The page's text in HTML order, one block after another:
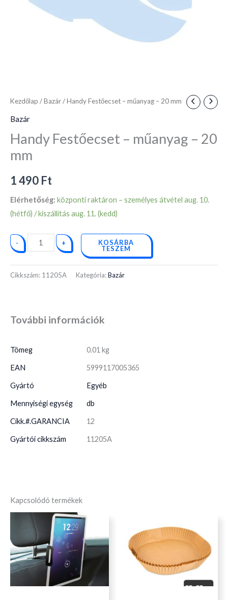
Kezdőlap /Bazár/ Handy Festőecset – műanyag – 20 mm
Bazár
Handy Festőecset – műanyag – 20
mm
1 490 Ft
Elérhetőség: központi raktáron – személyes átvétel aug. 10.
(hétfő) / kiszállítás aug. 11. (kedd)
- + KOSÁRBA
TESZEM
Cikkszám: 11205A Kategória:Bazár
További információk
Tömeg 0.01 kg
EAN 5999117005365
Gyártó Egyéb
Mennyiségi egység db
Cikk.#.GARANCIA 12
Gyártói cikkszám 11205A
Kapcsolódó termékek